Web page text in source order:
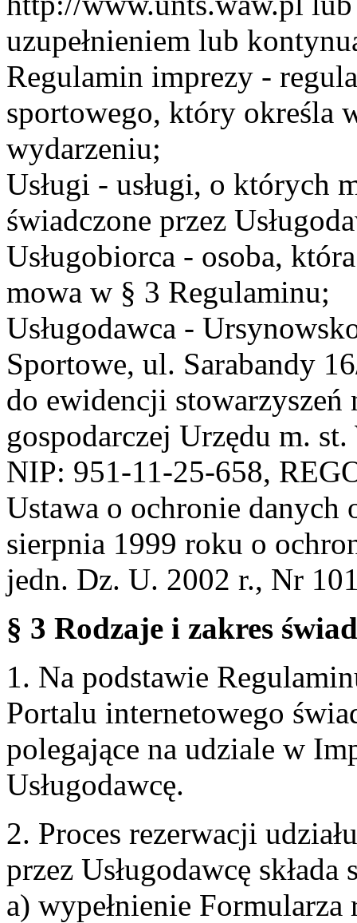
uzupełnieniem lub
Regulamin imprezy -
sportowego, który określa
wydarzeniu;
Usługi - usługi, o których
świadczone przez
Usługobiorca - osoba,
mowa w § 3 Regulaminu;
Usługodawca -
Sportowe, ul. Sarabandy
do ewidencji stowarzyszeń
gospodarczej Urzędu m.
NIP: 951-11-25-658,
Ustawa o ochronie danych
sierpnia 1999 roku o
jedn. Dz. U. 2002 r., Nr
§ 3 Rodzaje i zakres
1. Na podstawie
Portalu internetowego
polegające na udziale w
Usługodawcę.
2. Proces rezerwacji
przez Usługodawcę
a) wypełnienie